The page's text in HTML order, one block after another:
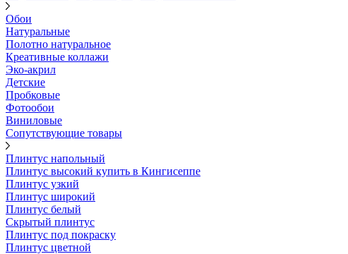
Обои
Натуральные
Полотно натуральное
Креативные коллажи
Эко-акрил
Детские
Пробковые
Фотообои
Виниловые
Сопутствующие товары
Плинтус напольный
Плинтус высокий купить в Кингисеппе
Плинтус узкий
Плинтус широкий
Плинтус белый
Скрытый плинтус
Плинтус под покраску
Плинтус цветной